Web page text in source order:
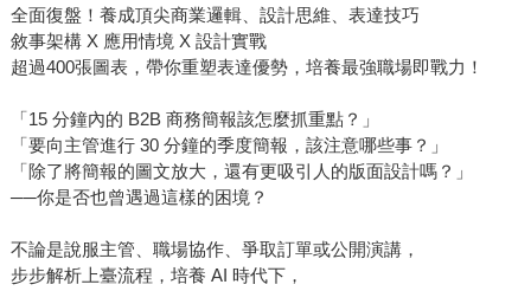
全面復盤！養成頂尖商業邏輯、設計思維、表達技巧
敘事架構 X 應用情境 X 設計實戰
超過400張圖表，帶你重塑表達優勢，培養最強職場即戰力！
「15 分鐘內的 B2B 商務簡報該怎麼抓重點？」
「要向主管進行 30 分鐘的季度簡報，該注意哪些事？」
「除了將簡報的圖文放大，還有更吸引人的版面設計嗎？」
──你是否也曾遇過這樣的困境？
不論是說服主管、職場協作、爭取訂單或公開演講，
步步解析上臺流程，培養 AI 時代下，